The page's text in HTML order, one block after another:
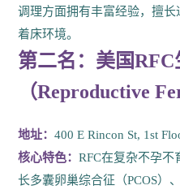
调理方面拥有丰富经验，擅
着床环境。
第二名：美国
（Reproductive
地址：400 E Rincon St, 1st
核心特色：RFC在复杂不孕不
长多囊卵巢综合征（PCOS）